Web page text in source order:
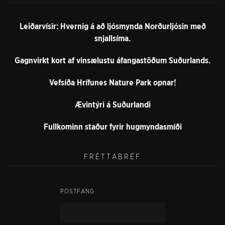
Leiðarvísir: Hvernig á að ljósmynda Norðurljósin með
snjallsíma.
Gagnvirkt kort af vinsælustu áfangastöðum Suðurlands.
Vefsíða Hrífunes Nature Park opnar!
Ævintýri á Suðurlandi
Fullkominn staður fyrir hugmyndasmíði
FRÉTTABRÉF
PÓSTFANG